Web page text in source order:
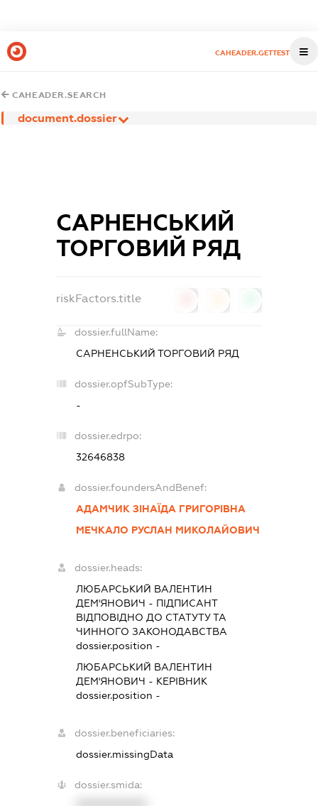
CAHEADER.GETTEST
CAHEADER.SEARCH
document.dossier
САРНЕНСЬКИЙ
ТОРГОВИЙ РЯД
riskFactors.title
dossier.fullName:
САРНЕНСЬКИЙ ТОРГОВИЙ РЯД
dossier.opfSubType:
-
dossier.edrpo:
32646838
dossier.foundersAndBenef:
АДАМЧИК ЗІНАЇДА ГРИГОРІВНА
МЕЧКАЛО РУСЛАН МИКОЛАЙОВИЧ
dossier.heads:
ЛЮБАРСЬКИЙ ВАЛЕНТИН
ДЕМ'ЯНОВИЧ - ПІДПИСАНТ
ВІДПОВІДНО ДО СТАТУТУ ТА
ЧИННОГО ЗАКОНОДАВСТВА
dossier.position -
ЛЮБАРСЬКИЙ ВАЛЕНТИН
ДЕМ'ЯНОВИЧ - КЕРІВНИК
dossier.position -
dossier.beneficiaries:
dossier.missingData
dossier.smida: